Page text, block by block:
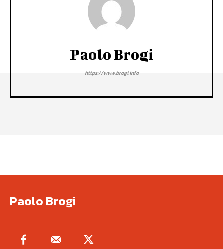
Paolo Brogi
https://www.brogi.info
Paolo Brogi